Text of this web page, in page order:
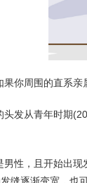
你周围的直系
头发从青年时期
性，且开始出